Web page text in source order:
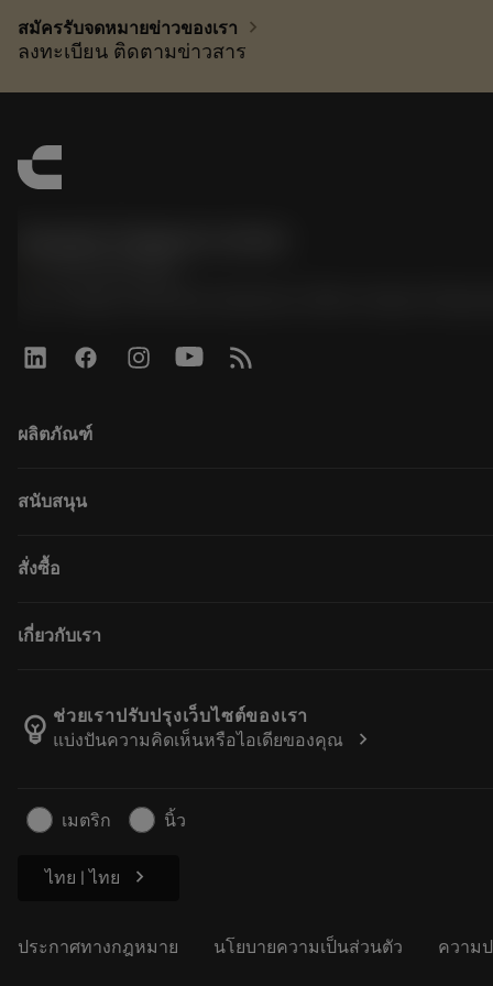
สมัครรับจดหมายข่าวของเรา chevron_right
ลงทะเบียน ติดตามข่าวสาร
ผลิตภัณฑ์
ซอฟต์แวร์ทั้งหมด
การปรับสภาพใหม่
สนับสนุน
ผู้จัดจำหน่ายและผู้เชี่ยวชาญ
เครื่องคิดเลขและแอป
สั่งซื้อ
สั่งซื้อ
ติดตามคำสั่งซื้อของคุณ
ทำใบเสนอราคา
เกี่ยวกับเรา
Manufacturing Wellness
อาชีพ
บทความ
สำหรับสื่อมวลชน
emoji_objects ช่วยเราปรับปรุงเว็บไซต์ของเรา
แบ่งปันความคิดเห็นหรือไอเดียของคุณ
chevron_right
เมตริก นิ้ว
ไทย | ไทย chevron_right
ประกาศทางกฎหมาย นโยบายความเป็นส่วนตัว ความ